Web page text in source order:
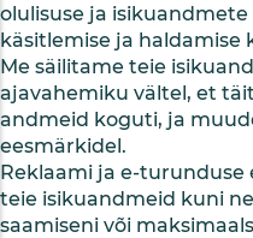
olulisuse ja
käsitlemise ja haldamise
Me säilitame teie
ajavahemiku vältel, et
andmeid koguti, ja
eesmärkidel.
Reklaami ja e-turunduse
teie isikuandmeid kuni
saamiseni või